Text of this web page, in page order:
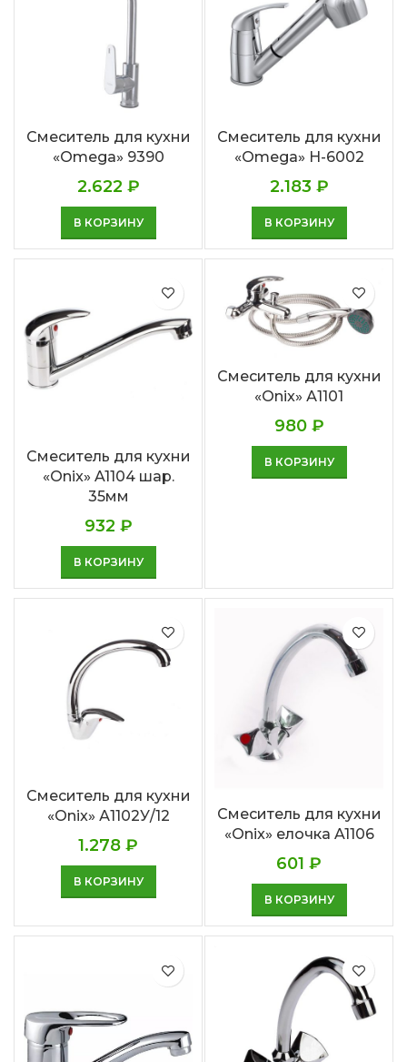
Смеситель для кухни
«Omega» 9390
2.622 ₽
В КОРЗИНУ
Смеситель для кухни
«Omega» Н-6002
2.183 ₽
В КОРЗИНУ
Смеситель для кухни
«Onix» A1104 шар.
35мм
932 ₽
В КОРЗИНУ
Смеситель для кухни
«Onix» А1101
980 ₽
В КОРЗИНУ
Смеситель для кухни
«Onix» А1102У/12
1.278 ₽
В КОРЗИНУ
Смеситель для кухни
«Onix» елочка A1106
601 ₽
В КОРЗИНУ